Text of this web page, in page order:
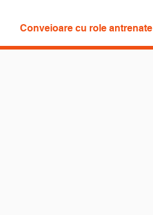
Conveioare cu role antrenate